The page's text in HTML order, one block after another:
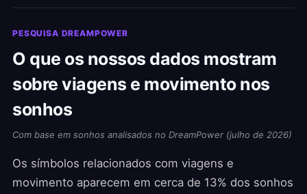
PESQUISA DREAMPOWER
O que os nossos dados mostram
sobre viagens e movimento nos
sonhos
Com base em sonhos analisados no DreamPower (julho de 2026)
Os símbolos relacionados com viagens e
movimento aparecem em cerca de 13% dos sonhos